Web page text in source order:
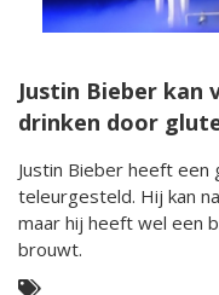
Justin Bieber kan
drinken door
Justin Bieber heeft
teleurgesteld. Hij kan
maar hij heeft wel een
brouwt.